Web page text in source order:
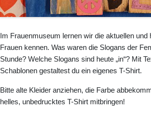
Im Frauenmuseum lernen wir die aktuellen
Frauen kennen. Was waren die Slogans der
Stunde? Welche Slogans sind heute „in“? Mit
Schablonen gestaltest du ein eigenes T-Shirt.
Bitte alte Kleider anziehen, die Farbe
helles, unbedrucktes T-Shirt mitbringen!